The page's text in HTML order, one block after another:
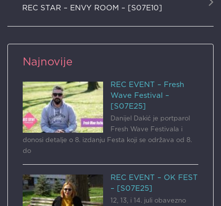
REC STAR – ENVY ROOM – [S07E10]
Najnovije
REC EVENT – Fresh
Wave Festival –
[S07E25]
Danijel Dakić je portparol
Fresh Wave Festivala i
donosi detalje o 8. izdanju Festa koji se održava od 8.
do
REC EVENT – OK FEST
– [S07E25]
12, 13, i 14. juli obavezno